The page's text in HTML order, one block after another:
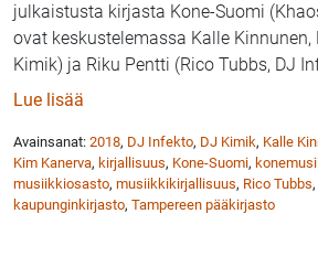
julkaistusta kirjasta Kone-Suomi
ovat keskustelemassa Kalle Kinnunen,
Kimik) ja Riku Pentti (Rico Tubbs, DJ
Lue lisää
Avainsanat: 2018, DJ Infekto, DJ Kimik, Kalle
Kim Kanerva, kirjallisuus, Kone-Suomi,
musiikkiosasto, musiikkikirjallisuus, Rico Tubbs,
kaupunginkirjasto, Tampereen pääkirjasto